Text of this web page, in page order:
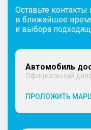
Оставьте
в ближайшее
и выбора
Автомобиль
Официальный
ПРОЛОЖИТЬ